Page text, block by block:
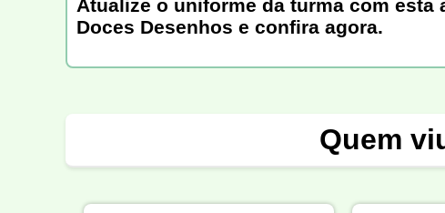
Atualize o uniforme da turma com esta
Doces Desenhos e confira agora.
Quem